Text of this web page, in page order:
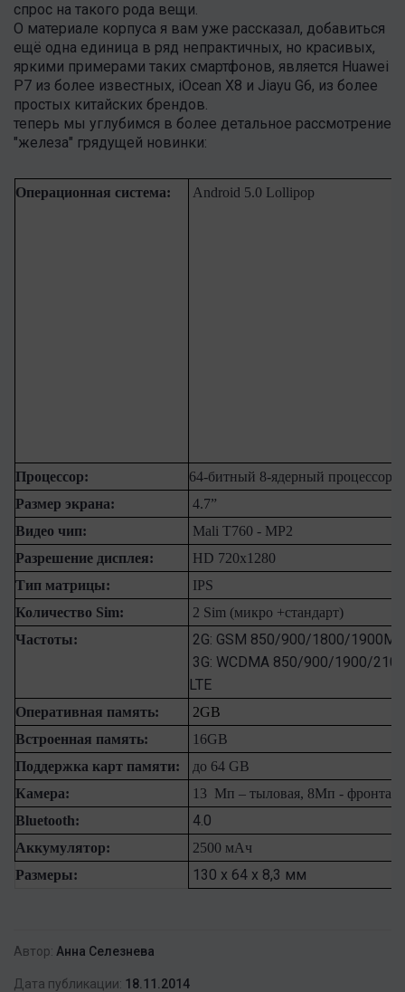
спрос на такого рода вещи.
О материале корпуса я вам уже рассказал, добавиться
ещё одна единица в ряд непрактичных, но красивых,
яркими примерами таких смартфонов, является Huawei
P7 из более известных, iOcean X8 и Jiayu G6, из более
простых китайских брендов.
теперь мы углубимся в более детальное рассмотрение
"железа" грядущей новинки:
Операционная система: Android 5.0 Lollipop
Процессор: 64-битный 8-ядерный процессор
Размер экрана:
4.7”
Видео чип:
Mali T760 - MP2
Разрешение дисплея:
HD 720x1280
Тип матрицы:
IPS
Количество Sim:
2 Sim (микро +стандарт)
Частоты:
2G: GSM 850/900/1800/
3G: WCDMA 850/900/1900/
LTE
Оперативная память: 2GB
Встроенная память:
16GB
Поддержка карт памяти:
до 64 GB
Камера:
13 Мп – тыловая, 8Мп -
Bluetooth: 4.0
Аккумулятор: 2500 мАч
Размеры:
130 х 64 х 8,3 мм
Автор: Анна Селезнева
Дата публикации: 18.11.2014